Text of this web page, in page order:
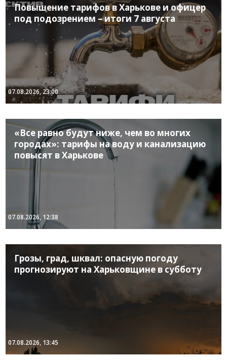
Повышение тарифов в Харькове и офицер
под подозрением – итоги 7 августа
07.08.2026, 23:00
«Все равно будут ниже, чем во многих
городах»: тарифы на воду и канализацию
повысят в Харькове
07.08.2026, 12:38
Грозы, град, шквал: опасную погоду
прогнозируют на Харьковщине в субботу
07.08.2026, 13:45